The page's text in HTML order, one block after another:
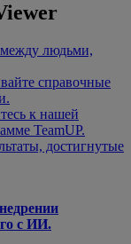
людьми,
справочные
к нашей
TeamUP.
достигнутые
с ИИ.